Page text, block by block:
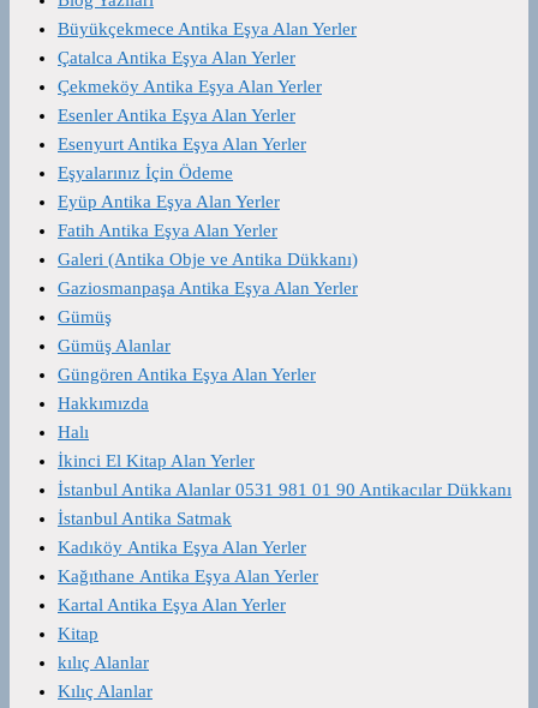
Büyükçekmece Antika Eşya Alan Yerler
Çatalca Antika Eşya Alan Yerler
Çekmeköy Antika Eşya Alan Yerler
Esenler Antika Eşya Alan Yerler
Esenyurt Antika Eşya Alan Yerler
Eşyalarınız İçin Ödeme
Eyüp Antika Eşya Alan Yerler
Fatih Antika Eşya Alan Yerler
Galeri (Antika Obje ve Antika Dükkanı)
Gaziosmanpaşa Antika Eşya Alan Yerler
Gümüş
Gümüş Alanlar
Güngören Antika Eşya Alan Yerler
Hakkımızda
Halı
İkinci El Kitap Alan Yerler
İstanbul Antika Alanlar 0531 981 01 90 Antikacılar Dükkanı
İstanbul Antika Satmak
Kadıköy Antika Eşya Alan Yerler
Kağıthane Antika Eşya Alan Yerler
Kartal Antika Eşya Alan Yerler
Kitap
kılıç Alanlar
Kılıç Alanlar